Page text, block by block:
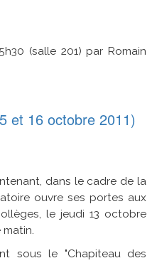
(salle 201) par Romain
et 16 octobre 2011)
dans le cadre de la
ouvre ses portes aux
le jeudi 13 octobre
matin.
sous le "Chapiteau des